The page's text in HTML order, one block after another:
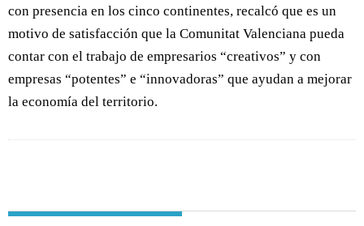
con presencia en los cinco continentes, recalcó que es un
motivo de satisfacción que la Comunitat Valenciana pueda
contar con el trabajo de empresarios “creativos” y con
empresas “potentes” e “innovadoras” que ayudan a mejorar
la economía del territorio.